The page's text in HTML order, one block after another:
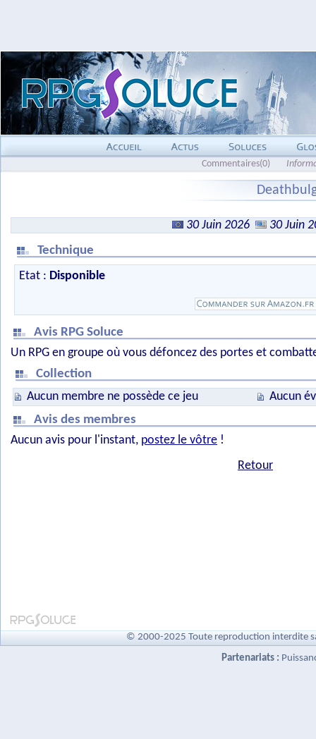
Commentaires(0)
30 Juin 2026
30 Juin
Technique
Etat : Disponible
Avis RPG Soluce
Un RPG en groupe où vous défoncez des portes et
Collection
Aucun membre ne possède ce jeu
Aucun
Avis des membres
Aucun avis pour l'instant, postez le vôtre !
Retour
© 2000-2025 Toute reproduction interdite
Partenariats :